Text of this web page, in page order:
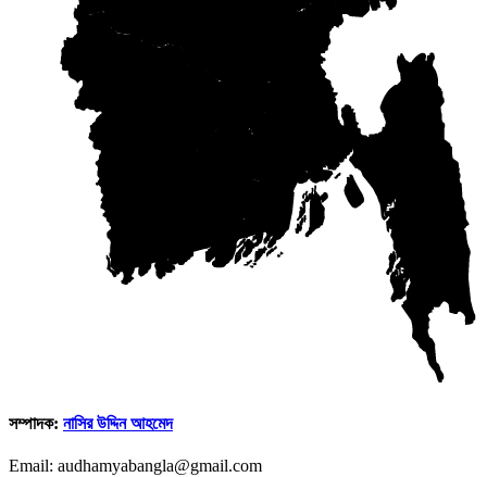
সম্পাদক: নাসির উদ্দিন আহমেদ
Email: audhamyabangla@gmail.com